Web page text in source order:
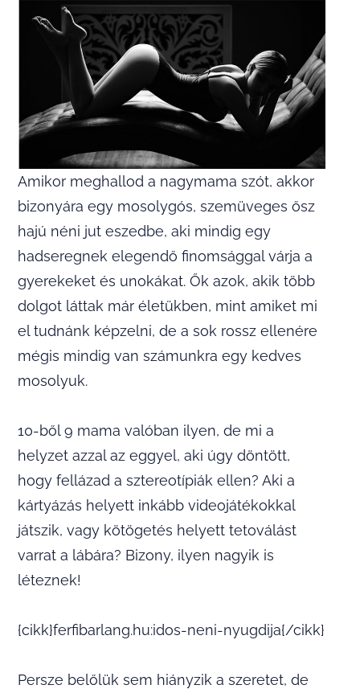
Amikor meghallod a nagymama szót, akkor
bizonyára egy mosolygós, szemüveges ősz
hajú néni jut eszedbe, aki mindig egy
hadseregnek elegendő finomsággal várja a
gyerekeket és unokákat. Ők azok, akik több
dolgot láttak már életükben, mint amiket mi
el tudnánk képzelni, de a sok rossz ellenére
mégis mindig van számunkra egy kedves
mosolyuk.
10-ből 9 mama valóban ilyen, de mi a
helyzet azzal az eggyel, aki úgy döntött,
hogy fellázad a sztereotípiák ellen? Aki a
kártyázás helyett inkább videojátékokkal
játszik, vagy kötögetés helyett tetoválást
varrat a lábára? Bizony, ilyen nagyik is
léteznek!
{cikk}ferfibarlang.hu:idos-neni-nyugdija{/cikk}
Persze belőlük sem hiányzik a szeretet, de